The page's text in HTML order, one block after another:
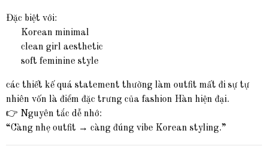
Đặc biệt với:
Korean minimal
clean girl aesthetic
soft feminine style
các thiết kế quá statement thường làm outfit mất đi sự tự
nhiên vốn là điểm đặc trưng của fashion Hàn hiện đại.
👉 Nguyên tắc dễ nhớ:
“Càng nhẹ outfit → càng đúng vibe Korean styling.”